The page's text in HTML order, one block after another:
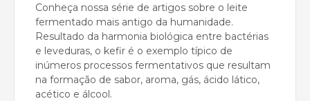
Conheça nossa série de artigos sobre o leite
fermentado mais antigo da humanidade.
Resultado da harmonia biológica entre bactérias
e leveduras, o kefir é o exemplo típico de
inúmeros processos fermentativos que resultam
na formação de sabor, aroma, gás, ácido lático,
acético e álcool.